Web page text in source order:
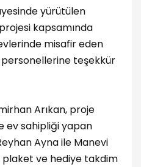
yürütülen
kapsamında
misafir eden
teşekkür
Arıkan, proje
ev sahipliği yapan
Ayna ile Manevi
plaket ve hediye takdim